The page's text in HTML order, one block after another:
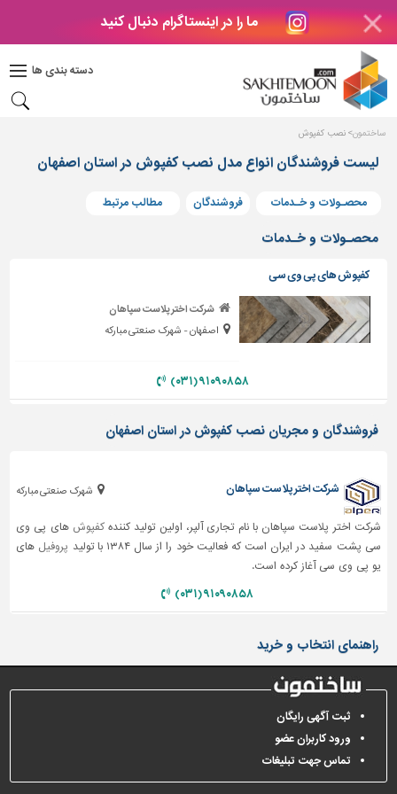
ما را در اینستاگرام دنبال کنید
دسته بندی ها
دکوراسیون
بتن
های
بتنی
و
پنجره
ساختمانی
پله،
نرده
دیوارپوش،
کفپوش
و
سرویس
ابزار،یراق
و
محوطه
سازی
نما
ساخت
ساختمون نصب کفپوش
لیست فروشندگان انواع مدل نصب کفپوش در استان اصفهان
محصـولات و خـدمات فروشندگان مطالب مرتبط
محصـولات و خـدمات
کفپوش های پی وی سی
شرکت اختر پلاست سپاهان
اصفهان - شهرک صنعتی مبارکه
۹۱۰۹۰۸۵۸ (۰۳۱)
فروشندگان و مجریان نصب کفپوش در استان اصفهان
شهرک صنعتی مبارکه شرکت اختر پلاست سپاهان
شرکت اختر پلاست سپاهان با نام تجاری آلپر، اولین تولید کنندهکفپوش های پی وی
سی پشت سفید در ایران است که فعالیت خود را از سال ۱۳۸۴ با تولید
پروفیل های
یو پی وی سی آغاز کرده است.
۹۱۰۹۰۸۵۸ (۰۳۱)
راهنمای انتخاب و خرید
ثبت آگهی رایگان
ورود کاربران عضو
تماس جهت تبلیغات